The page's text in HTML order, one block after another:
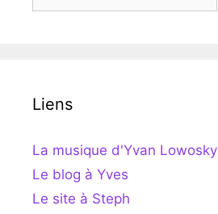
Liens
La musique d'Yvan Lowosky
Le blog à Yves
Le site à Steph